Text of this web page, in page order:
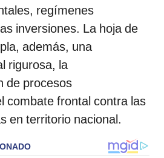
regímenes
inversiones. La hoja de
además, una
rigurosa, la
de procesos
combate frontal contra las
en territorio nacional.